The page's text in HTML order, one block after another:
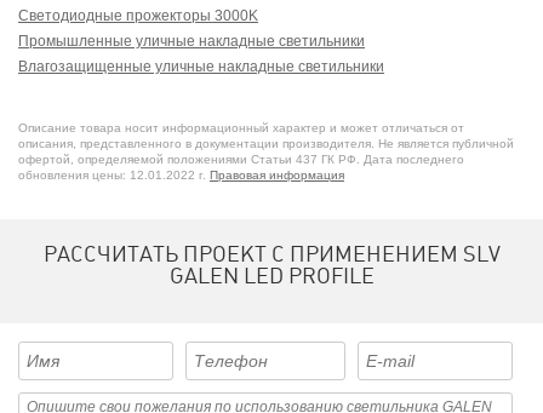
Светодиодные прожекторы 3000K
Промышленные уличные накладные светильники
Влагозащищенные уличные накладные светильники
Прожекторы из стекла
Потолочные прожекторы
Потолочные уличные светильники
Уличные накладные светильники для магазинов
Описание товара носит информационный характер и может отличаться от
описания, представленного в документации производителя. Не является публичной
офертой, определяемой положениями Статьи 437 ГК РФ. Дата последнего
обновления цены: 12.01.2022 г. Правовая информация
РАССЧИТАТЬ ПРОЕКТ С ПРИМЕНЕНИЕМ SLV
GALEN LED PROFILE